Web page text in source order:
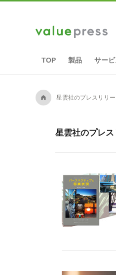
TOP 製品 サービ
A 星雲社のプレスリリ
星雲社のプレ